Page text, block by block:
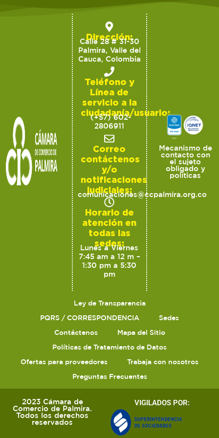
Dirección:
Calle 28 # 31-30
Palmira, Valle del
Cauca, Colombia
Teléfono y
Línea de
servicio a la
ciudadanía/usuario:
(+57) 602-
2806911
Correo
contáctenos
y/o
notificaciones
judiciales:
comunicaciones@ccpalmira.org.co
Horario de
atención en
todas las
sedes:
Lunes a Viernes
7:45 am a 12 m –
1:30 pm a 5:30
pm
Mecanismo de
contacto con
el sujeto
obligado y
políticas
Ley de Transparencia
PQRS / CORRESPONDENCIA
Sedes
Contáctenos
Mapa del Sitio
Políticas de Tratamiento de Datos
Ofertas para proveedores
Trabaja con nosotros
Preguntas Frecuentes
2023 Cámara de
Comercio de Palmira.
Todos los derechos
reservados
VIGILADOS POR: